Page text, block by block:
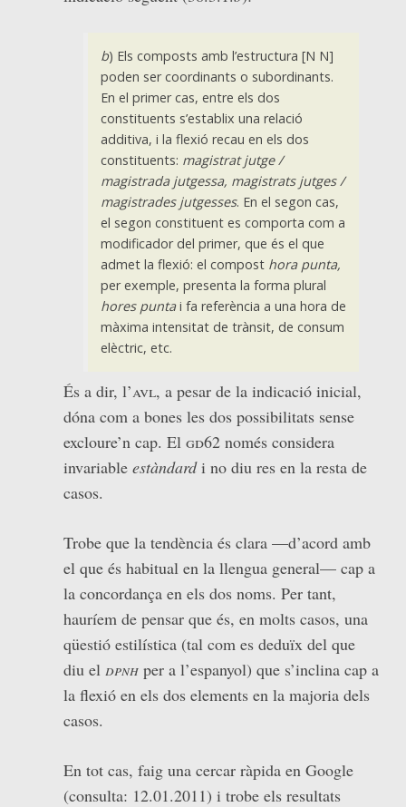
b) Els composts amb l’estructura [N N]
poden ser coordinants o subordinants.
En el primer cas, entre els dos
constituents s’establix una relació
additiva, i la flexió recau en els dos
constituents: magistrat jutge /
magistrada jutgessa, magistrats jutges /
magistrades jutgesses. En el segon cas,
el segon constituent es comporta com a
modificador del primer, que és el que
admet la flexió: el compost hora punta,
per exemple, presenta la forma plural
hores puntai fa referència a una hora de
màxima intensitat de trànsit, de consum
elèctric, etc.
És a dir, l’avl, a pesar de la indicació inicial,
dóna com a bones les dos possibilitats sense
excloure’n cap. El gd62 només considera
invariable estàndardi no diu res en la resta de
casos.
Trobe que la tendència és clara —d’acord amb
el que és habitual en la llengua general— cap a
la concordança en els dos noms. Per tant,
hauríem de pensar que és, en molts casos, una
qüestió estilística (tal com es deduïx del que
diu el dpnh per a l’espanyol) que s’inclina cap a
la flexió en els dos elements en la majoria dels
casos.
En tot cas, faig una cercar ràpida en Google
(consulta: 12.01.2011) i trobe els resultats